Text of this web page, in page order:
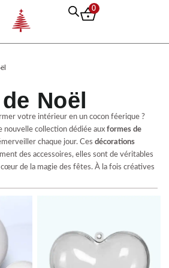
0
Noël
votre intérieur en un cocon féerique ?
nouvelle collection dédiée aux formes de
chaque jour. Ces décorations
des accessoires, elles sont de véritables
de la magie des fêtes. À la fois créatives
la joie de Noël dans chaque recoin de
de fêtes grâce à notre sélection qui allie
ornements sapin
apportent une touche de
qui éveille vos sens. Vous allez adorer
vos invités ! On apprécie tout autant la